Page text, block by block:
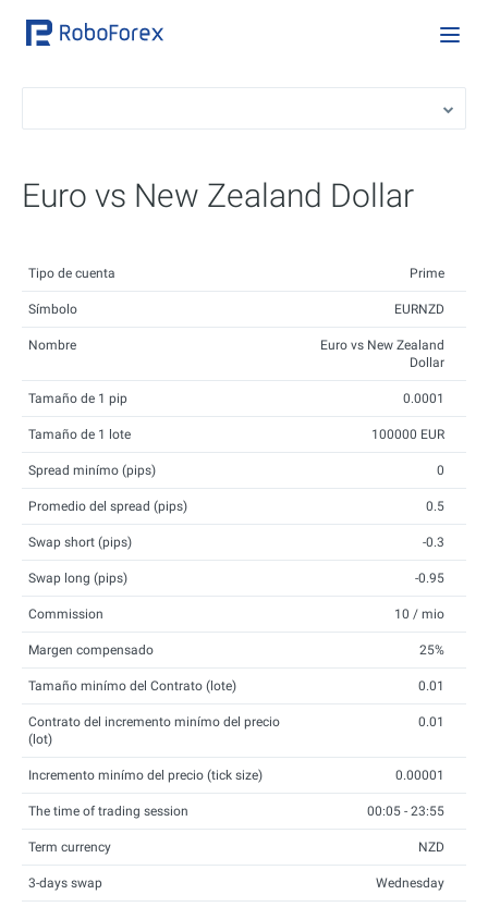
Euro vs New Zealand Dollar
Tipo de cuenta Prime
Símbolo EURNZD
Nombre
Euro vs New Zealand
Dollar
Tamaño de 1 pip 0.0001
Tamaño de 1 lote 100000 EUR
Spread minímo (pips) 0
Promedio del spread (pips) 0.5
Swap short (pips) -0.3
Swap long (pips) -0.95
Commission 10 / mio
Margen compensado 25%
Tamaño minímo del Contrato (lote) 0.01
Contrato del incremento minímo del precio
(lot)
0.01
Incremento minímo del precio (tick size) 0.00001
The time of trading session 00:05 - 23:55
Term currency NZD
3-days swap Wednesday